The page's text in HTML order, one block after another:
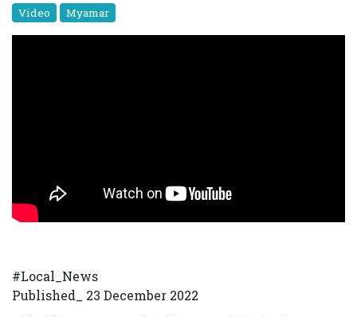
Video Myamar
#Local_News
Published_ 23 December 2022